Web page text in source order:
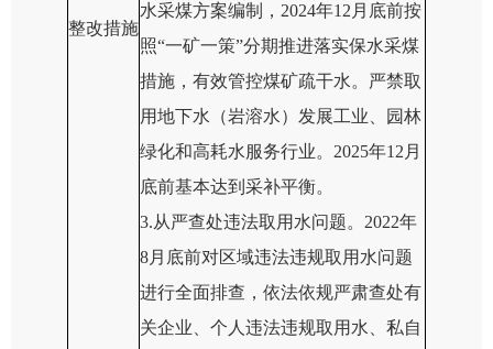
整改措施
水采煤方案编制，2024年12月底前按
照“一矿一策”分期推进落实保水采煤
措施，有效管控煤矿疏干水。严禁取
用地下水（岩溶水）发展工业、园林
绿化和高耗水服务行业。2025年12月
底前基本达到采补平衡。
3.从严查处违法取用水问题。2022年
8月底前对区域违法违规取用水问题
进行全面排查，依法依规严肃查处有
关企业、个人违法违规取用水、私自